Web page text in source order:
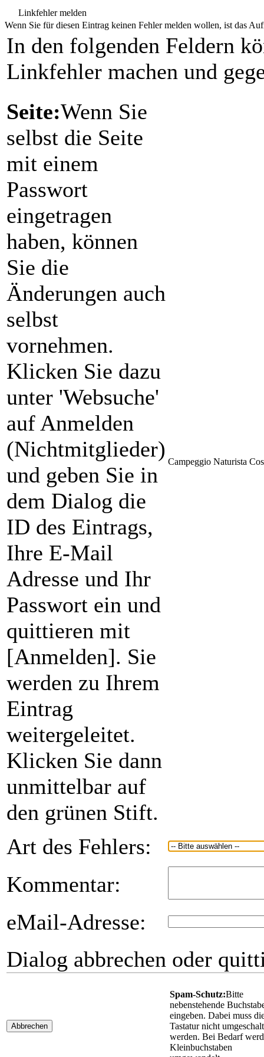
Linkfehler melden
Wenn Sie für diesen Eintrag keinen Fehler melden wollen, ist das
In den folgenden Feldern
Linkfehler machen und
Seite:Wenn Sie
selbst die Seite
mit einem
Passwort
eingetragen
haben, können
Sie die
Änderungen auch
selbst
vornehmen.
Klicken Sie dazu
unter 'Websuche'
auf Anmelden
(Nichtmitglieder)
und geben Sie in
dem Dialog die
ID des Eintrags,
Ihre E-Mail
Adresse und Ihr
Passwort ein und
quittieren mit
[Anmelden]. Sie
werden zu Ihrem
Eintrag
weitergeleitet.
Klicken Sie dann
unmittelbar auf
den grünen Stift.
Campeggio Naturista
Art des Fehlers:
Kommentar:
eMail-Adresse:
Dialog abbrechen oder
Abbrechen
Spam-Schutz:Bitte
nebenstehende
eingeben. Dabei muss
Tastatur nicht
werden. Bei Bedarf
Kleinbuchstaben